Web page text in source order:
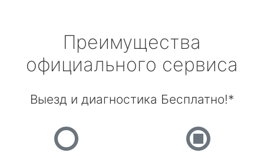
Преимущества
официального сервиса
Выезд и диагностика Бесплатно!*